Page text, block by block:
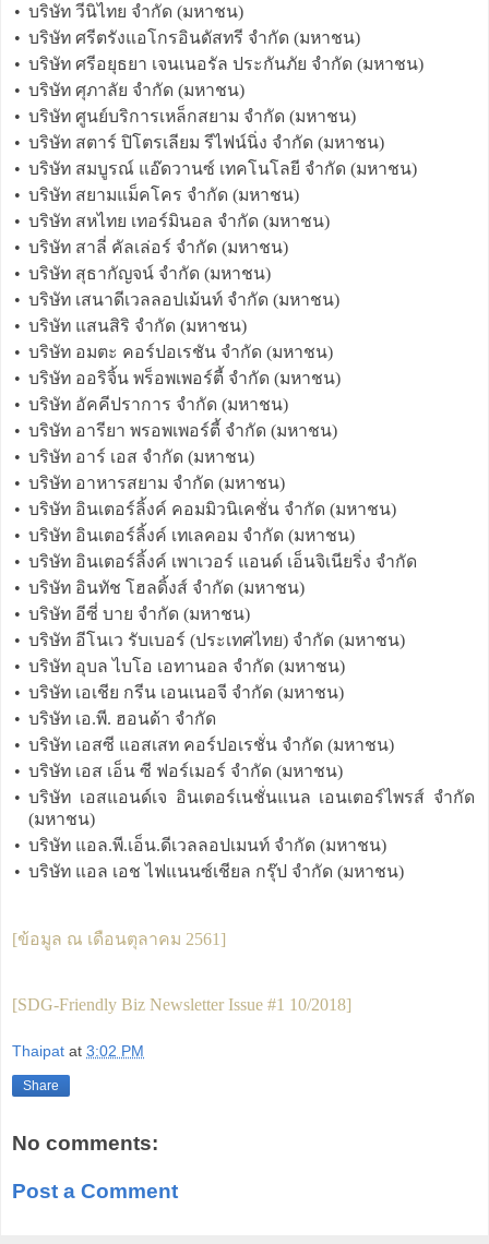
• บริษัท วีนิไทย จำกัด (มหาชน)
• บริษัท ศรีตรังแอโกรอินดัสทรี จำกัด (มหาชน)
• บริษัท ศรีอยุธยา เจนเนอรัล ประกันภัย จำกัด (มหาชน)
• บริษัท ศุภาลัย จำกัด (มหาชน)
• บริษัท ศูนย์บริการเหล็กสยาม จำกัด (มหาชน)
• บริษัท สตาร์ ปิโตรเลียม รีไฟน์นิ่ง จำกัด (มหาชน)
• บริษัท สมบูรณ์ แอ๊ดวานซ์ เทคโนโลยี จำกัด (มหาชน)
• บริษัท สยามแม็คโคร จำกัด (มหาชน)
• บริษัท สหไทย เทอร์มินอล จำกัด (มหาชน)
• บริษัท สาลี่ คัลเล่อร์ จำกัด (มหาชน)
• บริษัท สุธากัญจน์ จำกัด (มหาชน)
• บริษัท เสนาดีเวลลอปเม้นท์ จำกัด (มหาชน)
• บริษัท แสนสิริ จำกัด (มหาชน)
• บริษัท อมตะ คอร์ปอเรชัน จำกัด (มหาชน)
• บริษัท ออริจิ้น พร็อพเพอร์ตี้ จำกัด (มหาชน)
• บริษัท อัคคีปราการ จำกัด (มหาชน)
• บริษัท อารียา พรอพเพอร์ตี้ จำกัด (มหาชน)
• บริษัท อาร์ เอส จำกัด (มหาชน)
• บริษัท อาหารสยาม จำกัด (มหาชน)
• บริษัท อินเตอร์ลิ้งค์ คอมมิวนิเคชั่น จำกัด (มหาชน)
• บริษัท อินเตอร์ลิ้งค์ เทเลคอม จำกัด (มหาชน)
• บริษัท อินเตอร์ลิ้งค์ เพาเวอร์ แอนด์ เอ็นจิเนียริ่ง จำกัด
• บริษัท อินทัช โฮลดิ้งส์ จำกัด (มหาชน)
• บริษัท อีซี่ บาย จำกัด (มหาชน)
• บริษัท อีโนเว รับเบอร์ (ประเทศไทย) จำกัด (มหาชน)
• บริษัท อุบล ไบโอ เอทานอล จำกัด (มหาชน)
• บริษัท เอเชีย กรีน เอนเนอจี จำกัด (มหาชน)
• บริษัท เอ.พี. ฮอนด้า จำกัด
• บริษัท เอสซี แอสเสท คอร์ปอเรชั่น จำกัด (มหาชน)
• บริษัท เอส เอ็น ซี ฟอร์เมอร์ จำกัด (มหาชน)
• บริษัท เอสแอนด์เจ อินเตอร์เนชั่นแนล เอนเตอร์ไพรส์ จำกัด
(มหาชน)
• บริษัท แอล.พี.เอ็น.ดีเวลลอปเมนท์ จำกัด (มหาชน)
• บริษัท แอล เอช ไฟแนนซ์เชียล กรุ๊ป จำกัด (มหาชน)
[ข้อมูล ณ เดือนตุลาคม 2561]
[SDG-Friendly Biz Newsletter Issue #1 10/2018]
Thaipat at 3:02 PM
Share
No comments:
Post a Comment